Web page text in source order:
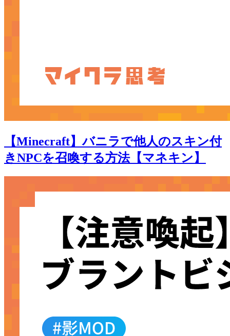
【Minecraft】バニラで他人のスキン付
きNPCを召喚する方法【マネキン】